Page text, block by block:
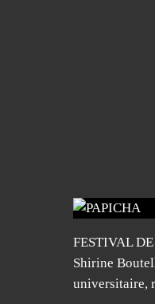
FESTIVAL
Shirine
universitaire,